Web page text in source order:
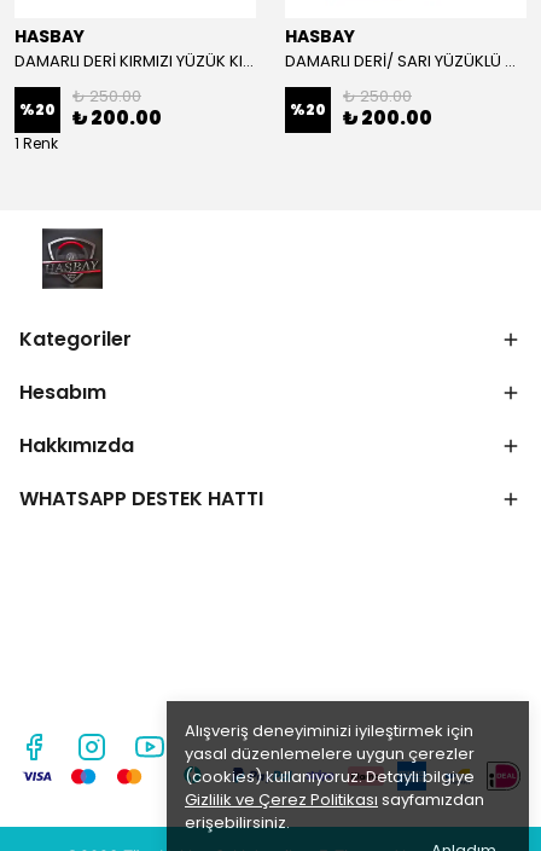
Alışveriş deneyiminizi iyileştirmek için
yasal düzenlemelere uygun çerezler
(cookies) kullanıyoruz. Detaylı bilgiye
Gizlilik ve Çerez Politikası sayfamızdan
erişebilirsiniz.
HASBAY
DAMARLI DERİ KIRMIZI YÜZÜK KIRMIZI DİKİŞLİ VW CRAFTER İÇİN İP İĞNE DAHİL
%20
₺ 250.00
₺ 200.00
1 Renk
HASBAY
DAMARLI DERİ/ SARI YÜZÜKLÜ MODEL/SARI DİKİŞLİ/HIZLI KARGO
%20
₺ 250.00
₺ 200.00
Kategoriler
Hesabım
Hakkımızda
WHATSAPP DESTEK HATTI